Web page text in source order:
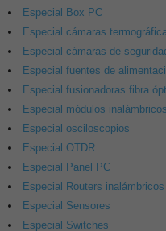
Especial Box PC
Especial cámaras
Especial cámaras de
Especial fuentes de
Especial fusionadoras fibra
Especial módulos inalámbricos
Especial osciloscopios
Especial OTDR
Especial Panel PC
Especial Routers inalámbricos
Especial Sensores
Especial Switches